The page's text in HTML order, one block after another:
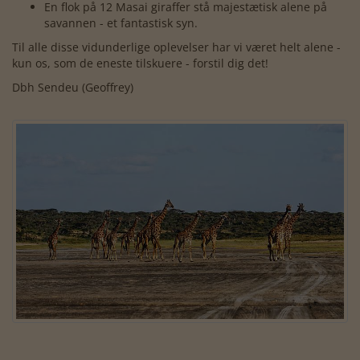
En flok på 12 Masai giraffer stå majestætisk alene på
savannen - et fantastisk syn.
Til alle disse vidunderlige oplevelser har vi været helt alene -
kun os, som de eneste tilskuere - forstil dig det!
Dbh Sendeu (Geoffrey)